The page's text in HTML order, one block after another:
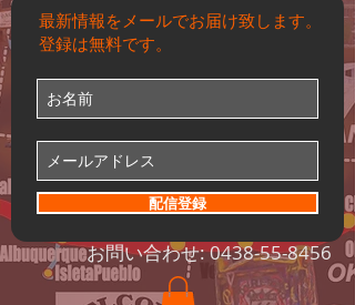
お問い合わせ:0438-55-8456
最新情報をメールでお届け致します。
登録は無料です。
配信登録